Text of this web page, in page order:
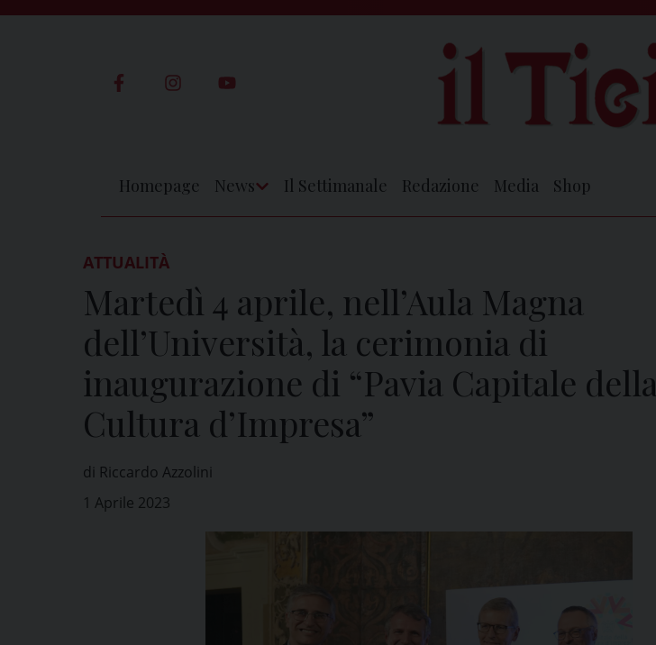
Homepage News Il Settimanale Redazione Media Shop
ATTUALITÀ
Martedì 4 aprile, nell’Aula Magna
dell’Università, la cerimonia di
inaugurazione di “Pavia Capitale della
Cultura d’Impresa”
di Riccardo Azzolini
1 Aprile 2023